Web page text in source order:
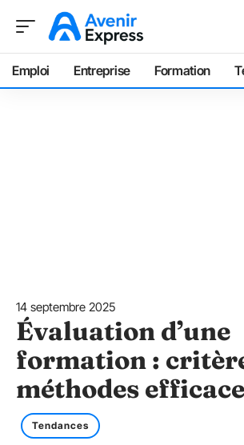
Emploi Entreprise Formation
14 septembre 2025
Évaluation d’une
formation :
méthodes
Tendances